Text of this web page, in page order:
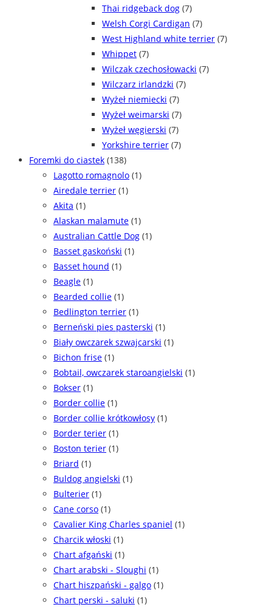
Thai ridgeback dog (7)
Welsh Corgi Cardigan (7)
West Highland white terrier (7)
Whippet (7)
Wilczak czechosłowacki (7)
Wilczarz irlandzki (7)
Wyżeł niemiecki (7)
Wyżeł weimarski (7)
Wyżeł węgierski (7)
Yorkshire terrier (7)
Foremki do ciastek (138)
Lagotto romagnolo (1)
Airedale terrier (1)
Akita (1)
Alaskan malamute (1)
Australian Cattle Dog (1)
Basset gaskoński (1)
Basset hound (1)
Beagle (1)
Bearded collie (1)
Bedlington terrier (1)
Berneński pies pasterski (1)
Biały owczarek szwajcarski (1)
Bichon frise (1)
Bobtail, owczarek staroangielski (1)
Bokser (1)
Border collie (1)
Border collie krótkowłosy (1)
Border terier (1)
Boston terier (1)
Briard (1)
Buldog angielski (1)
Bulterier (1)
Cane corso (1)
Cavalier King Charles spaniel (1)
Charcik włoski (1)
Chart afgański (1)
Chart arabski - Sloughi (1)
Chart hiszpański - galgo (1)
Chart perski - saluki (1)